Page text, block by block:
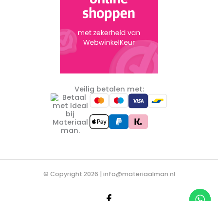
Veilig betalen met:
© Copyright 2026 | info@materiaalman.nl